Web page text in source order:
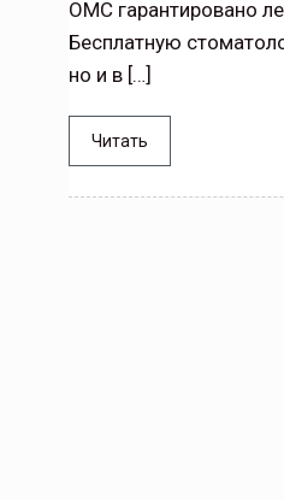
ОМС гарантировано
Бесплатную
но и в […]
Читать